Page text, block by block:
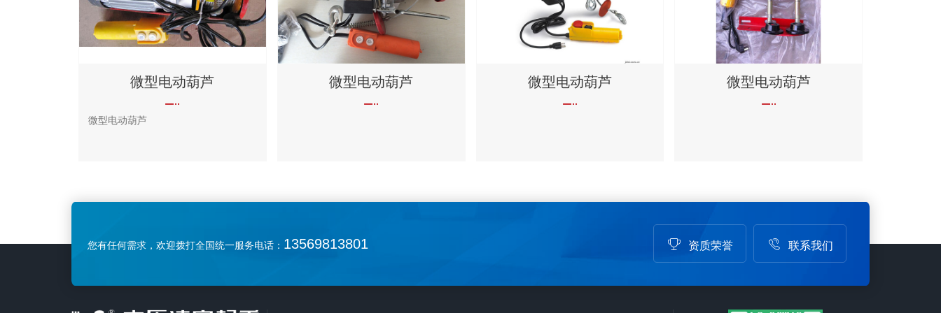
微型电动葫芦
微型电动葫芦
微型电动葫芦 微型电动葫芦 微型电动葫芦
您有任何需求，欢迎拨打全国统一服务电话： 13569813801 资质荣誉 联系我们